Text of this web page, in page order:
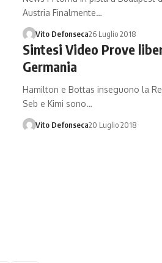
Austria Finalmente…
Vito Defonseca26 Luglio 2018
Sintesi Video Prove
Germania
Hamilton e Bottas inseguono la
Seb e Kimi sono…
Vito Defonseca20 Luglio 2018